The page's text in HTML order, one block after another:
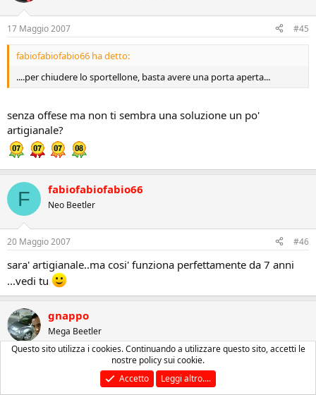
17 Maggio 2007 #45
fabiofabiofabio66 ha detto:
....per chiudere lo sportellone, basta avere una porta aperta...
senza offese ma non ti sembra una soluzione un po'
artigianale?
F fabiofabiofabio66
Neo Beetler
20 Maggio 2007 #46
sara' artigianale..ma cosi' funziona perfettamente da 7 anni
...vedi tu
gnappo
Mega Beetler
bene, bene.........io devo ancora provvedere, anche se tutto
Questo sito utilizza i cookies. Continuando a utilizzare questo sito, accetti le
nostre policy sui cookie.
Accetto
Leggi altro....